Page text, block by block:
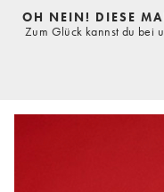
OH NEIN! DIESE
Zum Glück kannst du bei